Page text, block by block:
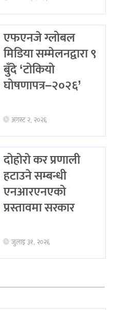
एफएनजे ग्लोबल
मिडिया सम्मेलनद्वारा ९
बुँदे ‘टोकियो
घोषणापत्र–२०२६’
अगस्ट २, २०२६
दोहोरो कर प्रणाली
हटाउने सम्बन्धी
एनआरएनएको
प्रस्तावमा सरकार
जुलाइ ३१, २०२६